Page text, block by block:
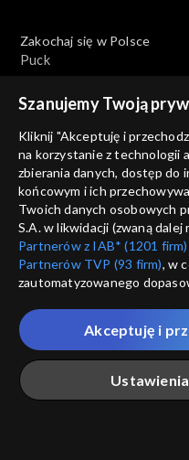
Zakochaj się w Polsce
Puck
Zakochaj się w Polsce
Słowiński Park Narodowy
Zakochaj się w Polsce
Węgorzewo
Szanujemy Twoją
Kliknij "Akceptuję i
na korzystanie z technologii
zbierania danych, dostęp do
końcowym i ich
Twoich danych osobowych
S.A. w likwidacji (zwaną dalej
Partnerów z IAB* (1201 firm)
Partnerów TVP (93 firm), w
zautomatyzowanego
które wskazujemy poniżej, a
przez nas identyfikatora
Twoje dane osobowe
Ciebie naszych
„Portalem”, w tym
Akceptuję i